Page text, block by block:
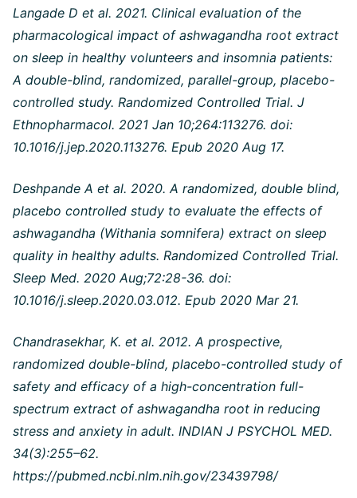
Langade D et al. 2021. Clinical evaluation of the
pharmacological impact of ashwagandha root extract
on sleep in healthy volunteers and insomnia patients:
A double-blind, randomized, parallel-group, placebo-
controlled study. Randomized Controlled Trial. J
Ethnopharmacol. 2021 Jan 10;264:113276. doi:
10.1016/j.jep.2020.113276. Epub 2020 Aug 17.
Deshpande A et al. 2020. A randomized, double blind,
placebo controlled study to evaluate the effects of
ashwagandha (Withania somnifera) extract on sleep
quality in healthy adults. Randomized Controlled Trial.
Sleep Med. 2020 Aug;72:28-36. doi:
10.1016/j.sleep.2020.03.012. Epub 2020 Mar 21.
Chandrasekhar, K. et al. 2012. A prospective,
randomized double-blind, placebo-controlled study of
safety and efficacy of a high-concentration full-
spectrum extract of ashwagandha root in reducing
stress and anxiety in adult. INDIAN J PSYCHOL MED.
34(3):255–62.
https://pubmed.ncbi.nlm.nih.gov/23439798/